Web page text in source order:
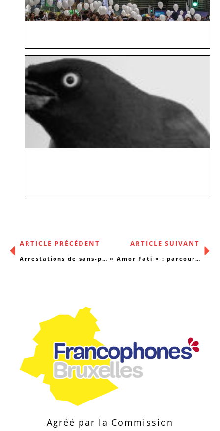
ARTICLE PRÉCÉDENT
Arrestations de sans-papiers : nous ne nous laisserons pas instrumentaliser !
ARTICLE SUIVANT
« Amor Fati » : parcours d’internement
Agréé par la Commission